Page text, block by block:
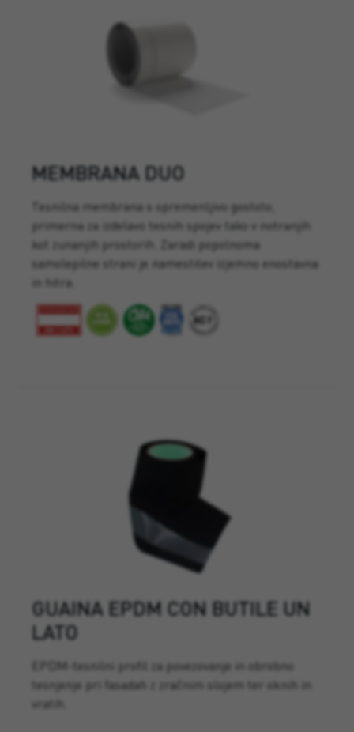
MEMBRANA DUO
Tesnilna membrana s spremenljivo gostoto,
primerna za izdelavo tesnih spojev tako v notranjih
kot zunanjih prostorih. Zaradi popolnoma
samolepilne strani je namestitev izjemno enostavna
in hitra.
GUAINA EPDM CON BUTILE UN
LATO
EPDM-tesnilni profil za povezovanje in obrobno
tesnjenje pri fasadah z zračnim slojem ter oknih in
vratih.